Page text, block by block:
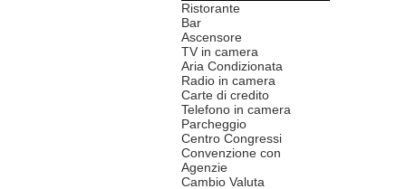
Ristorante
Bar
Ascensore
TV in camera
Aria Condizionata
Radio in camera
Carte di credito
Telefono in camera
Parcheggio
Centro Congressi
Convenzione con
Agenzie
Cambio Valuta